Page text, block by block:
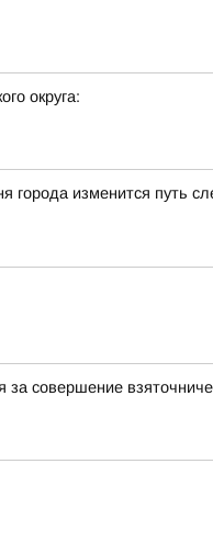
округа:
изменится путь
за совершение